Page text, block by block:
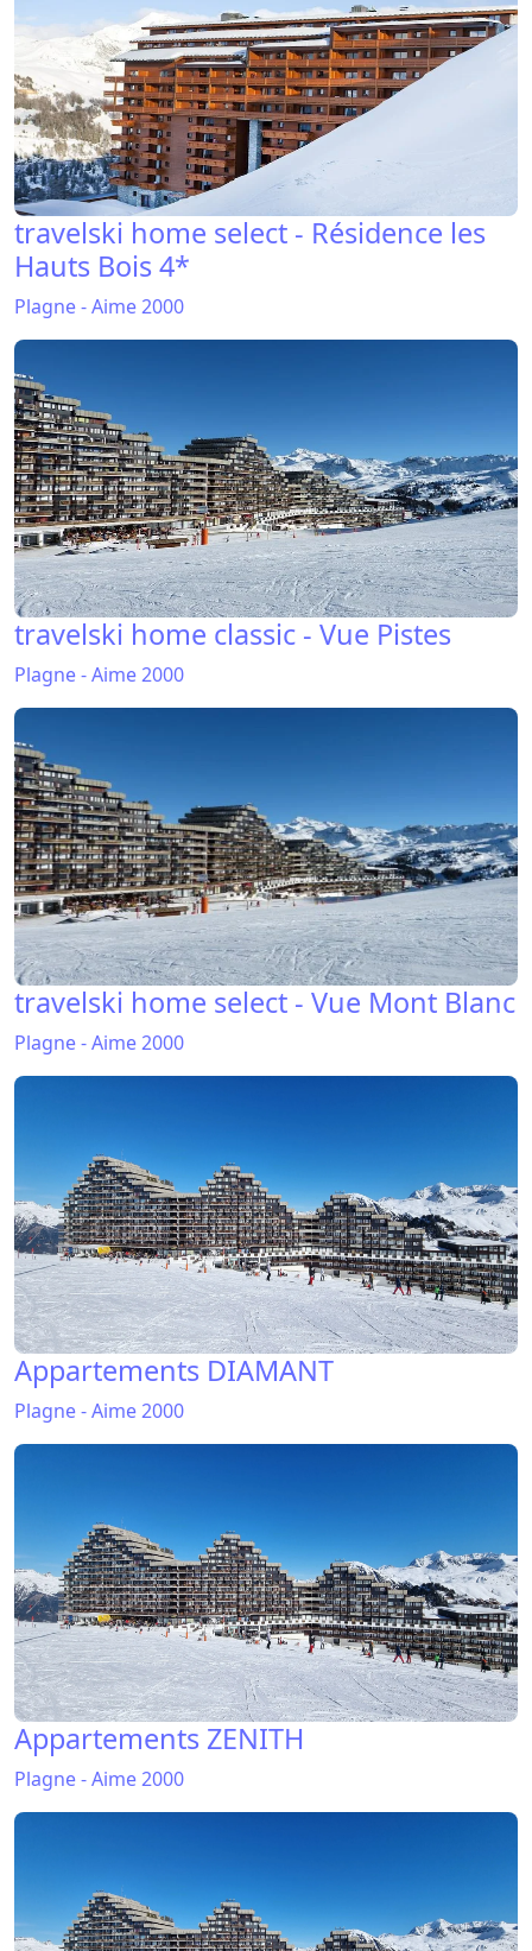
travelski home select - Résidence les
Hauts Bois 4*
Plagne - Aime 2000
travelski home classic - Vue Pistes
Plagne - Aime 2000
travelski home select - Vue Mont Blanc
Plagne - Aime 2000
Appartements DIAMANT
Plagne - Aime 2000
Appartements ZENITH
Plagne - Aime 2000